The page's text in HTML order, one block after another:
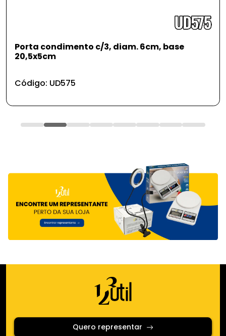
Porta condimento c/3, diam. 6cm, base
20,5x5cm
Código: UD575
Quero representar